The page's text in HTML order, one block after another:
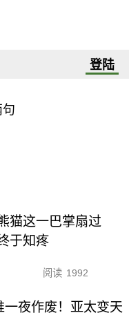
登陆
猫这一巴掌扇过
于知疼
阅读 1992
夜作废！亚太变天